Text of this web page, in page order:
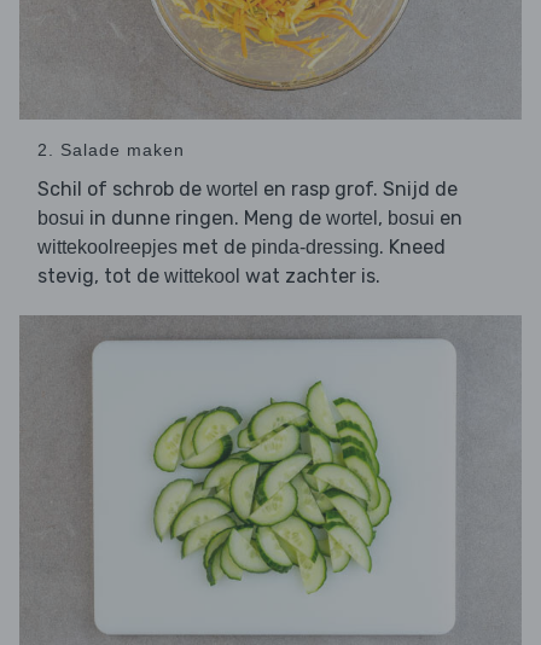
2. Salade maken
Schil of schrob de wortel en rasp grof. Snijd de
bosui in dunne ringen. Meng de wortel , bosui en
wittekoolreepjes met de pinda-dressing. Kneed
stevig, tot de wittekool wat zachter is.